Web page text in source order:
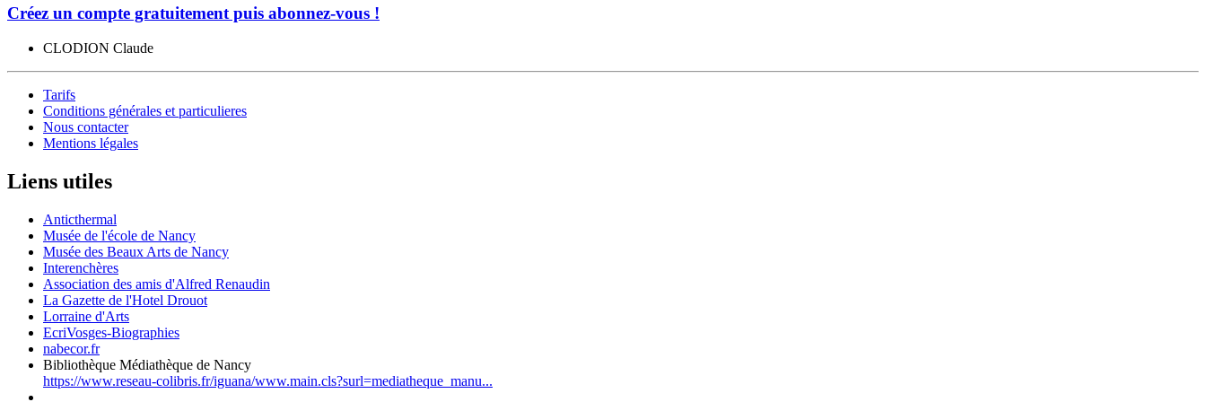
Créez un compte gratuitement puis abonnez-vous !
CLODION Claude
Tarifs
Conditions générales et particulieres
Nous contacter
Mentions légales
Liens utiles
Anticthermal
Musée de l'école de Nancy
Musée des Beaux Arts de Nancy
Interenchères
Association des amis d'Alfred Renaudin
La Gazette de l'Hotel Drouot
Lorraine d'Arts
EcriVosges-Biographies
nabecor.fr
Bibliothèque Médiathèque de Nancy
https://www.reseau-colibris.fr/iguana/www.main.cls?surl=mediatheque_manu...